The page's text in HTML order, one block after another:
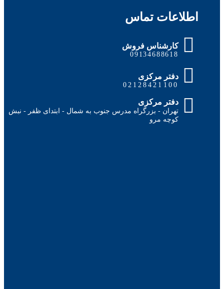
اطلاعات تماس
کارشناس فروش
09134688618
دفتر مرکزی
02128421100
دفتر مرکزی
تهران - بزرگراه مدرس جنوب به شمال - ابتدای ظفر - نبش
کوچه مرو